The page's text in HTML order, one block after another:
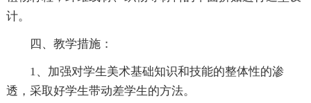
计。
四、教学措施：
1、加强对学生美术基础知识和技能的整体性的渗
透，采取好学生带动差学生的方法。